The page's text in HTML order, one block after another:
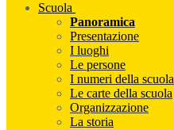
Scuola
Panoramica
Presentazione
I luoghi
Le persone
I numeri della scuola
Le carte della scuola
Organizzazione
La storia